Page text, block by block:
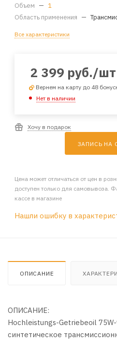
Объем — 1
Область применения —
Все характеристики
2 399 руб./шт
Вернем на карту до 48
Нет в наличии
Хочу в подарок
ЗАПИСЬ НА
Цена может отличаться от цен в
доступен только для самовывоза.
кассе в магазине
Нашли ошибку в
ОПИСАНИЕ
ОПИСАНИЕ:
Hochleistungs-Getriebeoil
синтетическое